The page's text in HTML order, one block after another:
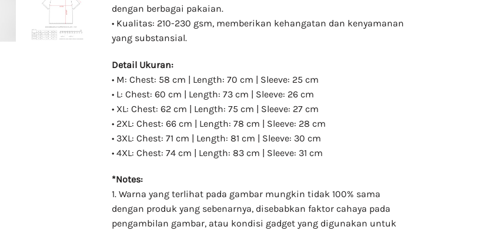
dengan berbagai pakaian.
• Kualitas: 210-230 gsm, memberikan kehangatan dan kenyamanan
yang substansial.
Detail Ukuran:
• M: Chest: 58 cm | Length: 70 cm | Sleeve: 25 cm
• L: Chest: 60 cm | Length: 73 cm | Sleeve: 26 cm
• XL: Chest: 62 cm | Length: 75 cm | Sleeve: 27 cm
• 2XL: Chest: 66 cm | Length: 78 cm | Sleeve: 28 cm
• 3XL: Chest: 71 cm | Length: 81 cm | Sleeve: 30 cm
• 4XL: Chest: 74 cm | Length: 83 cm | Sleeve: 31 cm
*Notes:
1. Warna yang terlihat pada gambar mungkin tidak 100% sama
dengan produk yang sebenarnya, disebabkan faktor cahaya pada
pengambilan gambar, atau kondisi gadget yang digunakan untuk